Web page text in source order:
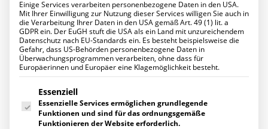
Datenschutz
Datenschutz für Ihr Unternehmen
Ihr Projekt mit uns
UNTERNEHMEN
Über uns
Management
Ihre Ansprechpartner
Engagement
Zertifizierungen
Herstellerpartner
Referenzen
KARRIERE
Der K&K „Fit for Future
Check“
21. MÄRZ 2016 | UNTERIT SERVICES | VONK&K NETWORKS
Einige Services verarbeiten personenbezogene Daten in den USA.
Mit Ihrer Einwilligung zur Nutzung dieser Services willigen Sie auch in
die Verarbeitung Ihrer Daten in den USA gemäß Art. 49 (1) lit. a
GDPR ein. Der EuGH stuft die USA als ein Land mit unzureichendem
Datenschutz nach EU-Standards ein. Es besteht beispielsweise die
Gefahr, dass US-Behörden personenbezogene Daten in
Überwachungsprogrammen verarbeiten, ohne dass für
Europäerinnen und Europäer eine Klagemöglichkeit besteht.
Es folgt eine Liste der Service-Gruppen, für die eine Einwilligung
Essenziell
Essenzielle Services ermöglichen grundlegende
Funktionen und sind für das ordnungsgemäße
Funktionieren der Website erforderlich.